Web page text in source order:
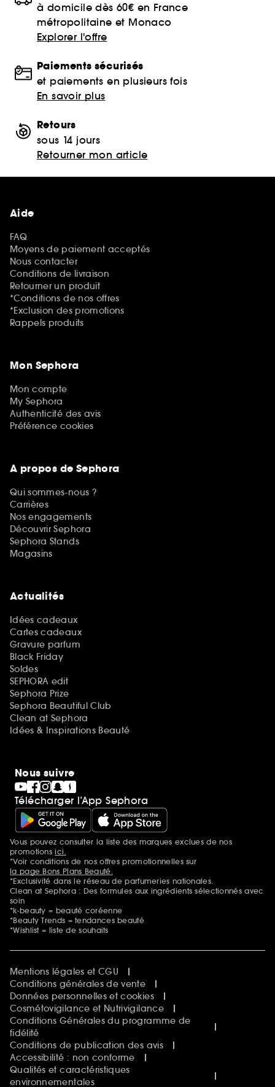
à domicile dès 60€ en France
métropolitaine et Monaco
Explorer l'offre
Paiements sécurisés
et paiements en plusieurs fois
En savoir plus
Retours
sous 14 jours
Retourner mon article
Aide
FAQ
Moyens de paiement acceptés
Nous contacter
Conditions de livraison
Retourner un produit
*Conditions de nos offres
*Exclusion des promotions
Rappels produits
Mon Sephora
Mon compte
My Sephora
Authenticité des avis
Préférence cookies
A propos de Sephora
Qui sommes-nous ?
Carrières
Nos engagements
Découvrir Sephora
Sephora Stands
Magasins
Actualités
Idées cadeaux
Cartes cadeaux
Gravure parfum
Black Friday
Soldes
SEPHORA edit
Sephora Prize
Sephora Beautiful Club
Clean at Sephora
Idées & Inspirations Beauté
Nous suivre
Télécharger l’App Sephora
Mentions additionnelles
Vous pouvez consulter la liste des marques exclues de nos
promotionsici.
*Voir conditions de nos offres promotionnelles sur
la page Bons Plans Beauté.
*Exclusivité dans le réseau de parfumeries nationales.
Clean at Sephora : Des formules aux ingrédients sélectionnés avec
soin
*k-beauty = beauté coréenne
*Beauty Trends = tendances beauté
*Wishlist = liste de souhaits
Mentions légales et CGU
Conditions générales de vente
Données personnelles et cookies
Cosmétovigilance et Nutrivigilance
Conditions Générales du programme de
fidélité
Conditions de publication des avis
Accessibilité : non conforme
Qualités et caractéristiques
environnementales